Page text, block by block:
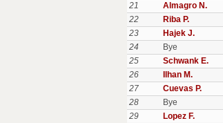
21
Almagro N.
22
Riba P.
23
Hajek J.
24
Bye
25
Schwank E.
26
Ilhan M.
27
Cuevas P.
28
Bye
29
Lopez F.